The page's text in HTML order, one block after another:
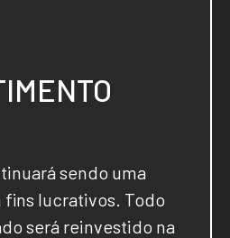
sendo uma
fins lucrativos. Todo
será reinvestido na